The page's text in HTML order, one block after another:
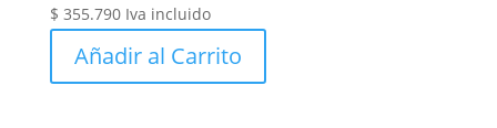
$ 355.790 Iva incluido
Añadir al Carrito